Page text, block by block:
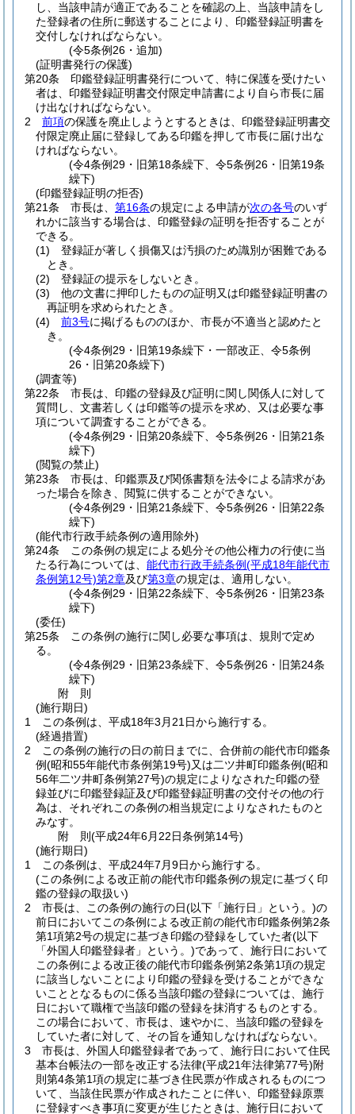
し、当該申請が適正であることを確認の上、当該申請をし
た登録者の住所に郵送することにより、印鑑登録証明書を
交付しなければならない。
(令5条例26・追加)
(証明書発行の保護)
第20条
印鑑登録証明書発行について、特に保護を受けたい
者は、印鑑登録証明書交付限定申請書により自ら市長に届
け出なければならない。
2
前項の保護を廃止しようとするときは、印鑑登録証明書交
付限定廃止届に登録してある印鑑を押して市長に届け出な
ければならない。
(令4条例29・旧第18条繰下、令5条例26・旧第19条
繰下)
(印鑑登録証明の拒否)
第21条
市長は、 第16条の規定による申請が次の各号のいず
れかに該当する場合は、印鑑登録の証明を拒否することが
できる。
(1)
登録証が著しく損傷又は汚損のため識別が困難である
とき。
(2)
登録証の提示をしないとき。
(3)
他の文書に押印したものの証明又は印鑑登録証明書の
再証明を求められたとき。
(4)
前3号に掲げるもののほか、市長が不適当と認めたと
き。
(令4条例29・旧第19条繰下・一部改正、令5条例
26・旧第20条繰下)
(調査等)
第22条
市長は、印鑑の登録及び証明に関し関係人に対して
質問し、文書若しくは印鑑等の提示を求め、又は必要な事
項について調査することができる。
(令4条例29・旧第20条繰下、令5条例26・旧第21条
繰下)
(閲覧の禁止)
第23条
市長は、印鑑票及び関係書類を法令による請求があ
った場合を除き、閲覧に供することができない。
(令4条例29・旧第21条繰下、令5条例26・旧第22条
繰下)
(能代市行政手続条例の適用除外)
第24条
この条例の規定による処分その他公権力の行使に当
たる行為については、 能代市行政手続条例(平成18年能代市
条例第12号)第2章及び第3章の規定は、適用しない。
(令4条例29・旧第22条繰下、令5条例26・旧第23条
繰下)
(委任)
第25条
この条例の施行に関し必要な事項は、規則で定め
る。
(令4条例29・旧第23条繰下、令5条例26・旧第24条
繰下)
附 則
(施行期日)
1
この条例は、平成18年3月21日から施行する。
(経過措置)
2
この条例の施行の日の前日までに、合併前の能代市印鑑条
例(昭和55年能代市条例第19号)又は二ツ井町印鑑条例(昭和
56年二ツ井町条例第27号)の規定によりなされた印鑑の登
録並びに印鑑登録証及び印鑑登録証明書の交付その他の行
為は、それぞれこの条例の相当規定によりなされたものと
みなす。
附 則(平成24年6月22日条例第14号)
(施行期日)
1
この条例は、平成24年7月9日から施行する。
(この条例による改正前の能代市印鑑条例の規定に基づく印
鑑の登録の取扱い)
2
市長は、この条例の施行の日(以下「施行日」という。)の
前日においてこの条例による改正前の能代市印鑑条例第2条
第1項第2号の規定に基づき印鑑の登録をしていた者(以下
「外国人印鑑登録者」という。)であって、施行日において
この条例による改正後の能代市印鑑条例第2条第1項の規定
に該当しないことにより印鑑の登録を受けることができな
いこととなるものに係る当該印鑑の登録については、施行
日において職権で当該印鑑の登録を抹消するものとする。
この場合において、市長は、速やかに、当該印鑑の登録を
していた者に対して、その旨を通知しなければならない。
3
市長は、外国人印鑑登録者であって、施行日において住民
基本台帳法の一部を改正する法律(平成21年法律第77号)附
則第4条第1項の規定に基づき住民票が作成されるものにつ
いて、当該住民票が作成されたことに伴い、印鑑登録原票
に登録すべき事項に変更が生じたときは、施行日において